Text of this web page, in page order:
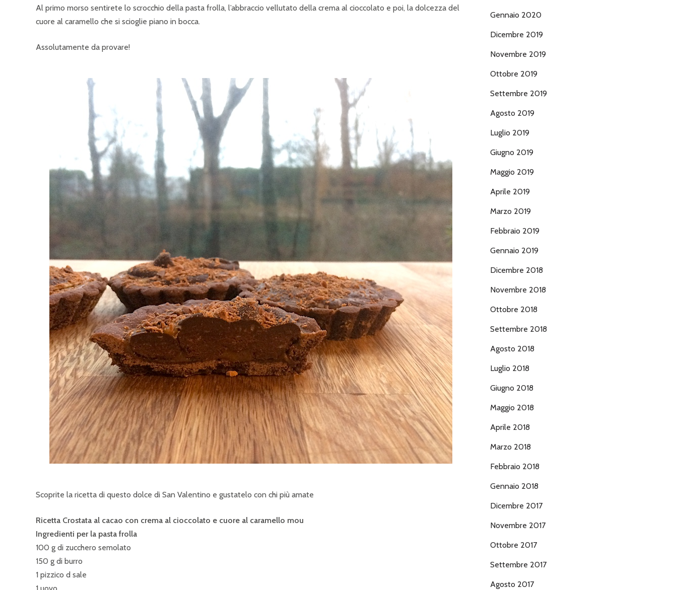
Al primo morso sentirete lo scrocchio della pasta frolla, l’abbraccio vellutato della crema al cioccolato e poi, la dolcezza del
cuore al caramello che si scioglie piano in bocca.
Assolutamente da provare!
Scoprite la ricetta di questo dolce di San Valentino e gustatelo con chi più amate
Ricetta Crostata al cacao con crema al cioccolato e cuore al caramello mou
Ingredienti per la pasta frolla
100 g di zucchero semolato
150 g di burro
1 pizzico d sale
Gennaio 2020
Dicembre 2019
Novembre 2019
Ottobre 2019
Settembre 2019
Agosto 2019
Luglio 2019
Giugno 2019
Maggio 2019
Aprile 2019
Marzo 2019
Febbraio 2019
Gennaio 2019
Dicembre 2018
Novembre 2018
Ottobre 2018
Settembre 2018
Agosto 2018
Luglio 2018
Giugno 2018
Maggio 2018
Aprile 2018
Marzo 2018
Febbraio 2018
Gennaio 2018
Dicembre 2017
Novembre 2017
Ottobre 2017
Settembre 2017
Agosto 2017